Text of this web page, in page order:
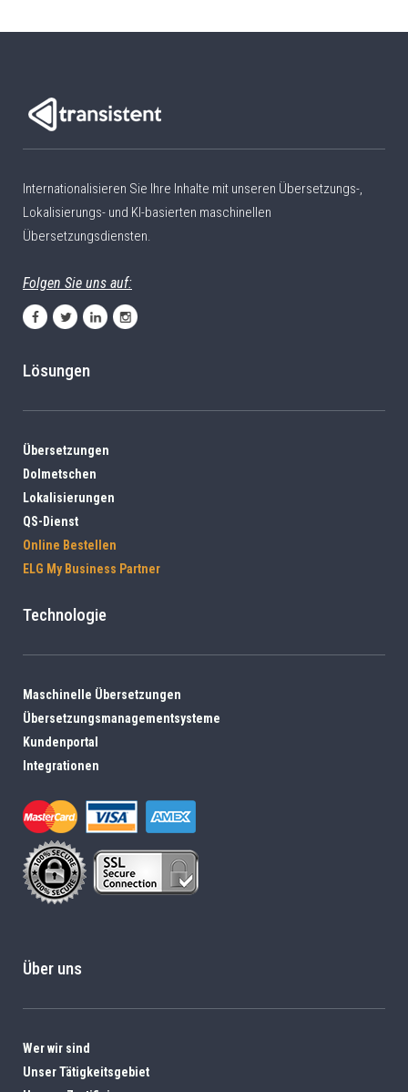
Internationalisieren Sie Ihre Inhalte mit unseren Übersetzungs-,
Lokalisierungs- und KI-basierten maschinellen
Übersetzungsdiensten.
Folgen Sie uns auf:
Lösungen
Übersetzungen
Dolmetschen
Lokalisierungen
QS-Dienst
Online Bestellen
ELG My Business Partner
Technologie
Maschinelle Übersetzungen
Übersetzungsmanagementsysteme
Kundenportal
Integrationen
Über uns
Wer wir sind
Unser Tätigkeitsgebiet